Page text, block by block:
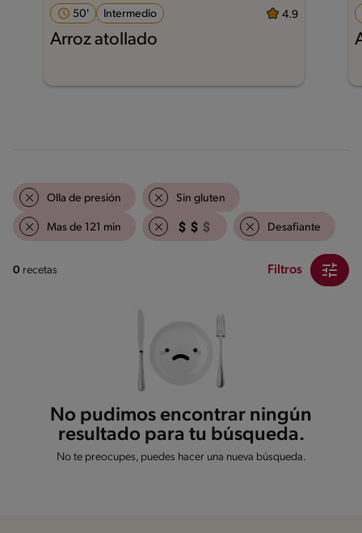
50' Intermedio 4.9
Arroz atollado
Olla de presión Sin gluten
Mas de 121 min Desafiante
0 recetas Filtros
No pudimos encontrar ningún
resultado para tu búsqueda.
No te preocupes, puedes hacer una nueva búsqueda.